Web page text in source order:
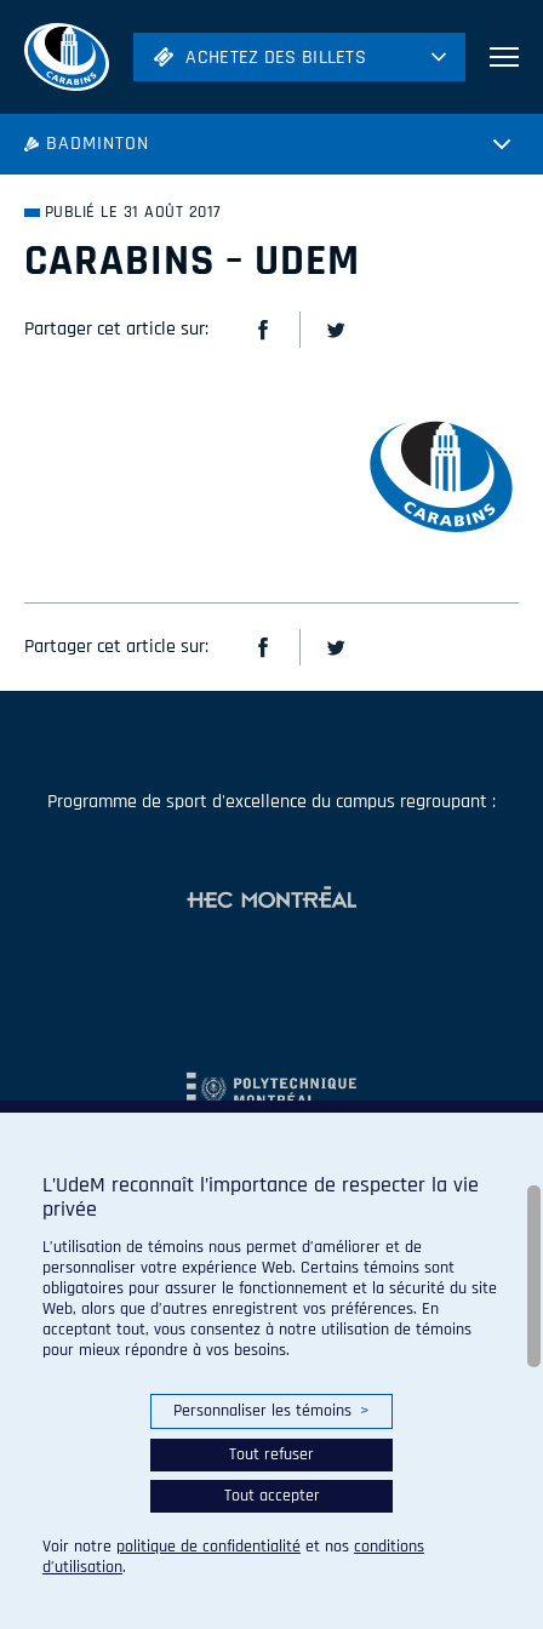
ACHETEZ DES BILLETS
ACHETEZ DES BILLETS
BADMINTON
PUBLIÉ LE 31 AOÛT 2017
CARABINS – UDEM
Partager cet article sur:
Partager cet article sur:
Programme de sport d'excellence du campus regroupant :
© 2026 Carabins de l'Université de Montréal. Tous droits
Paramètres des témoins
L’UdeM reconnaît l’importance de respecter la vie
privée
L’utilisation de témoins nous permet d’améliorer et de
personnaliser votre expérience Web. Certains témoins sont
obligatoires pour assurer le fonctionnement et la sécurité du site
Web, alors que d’autres enregistrent vos préférences. En
acceptant tout, vous consentez à notre utilisation de témoins
pour mieux répondre à vos besoins.
Personnaliser les témoins >
Tout refuser
Tout accepter
Voir notre politique de confidentialité et nos conditions
d’utilisation.